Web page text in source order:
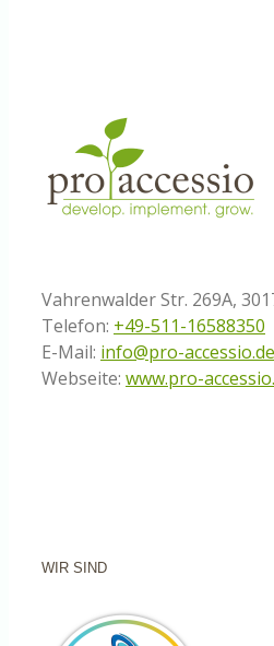
Vahrenwalder Str. 269A,
Telefon: +49-511-16588350
E-Mail: info@pro-accessio.de
Webseite: www.pro-
WIR SIND